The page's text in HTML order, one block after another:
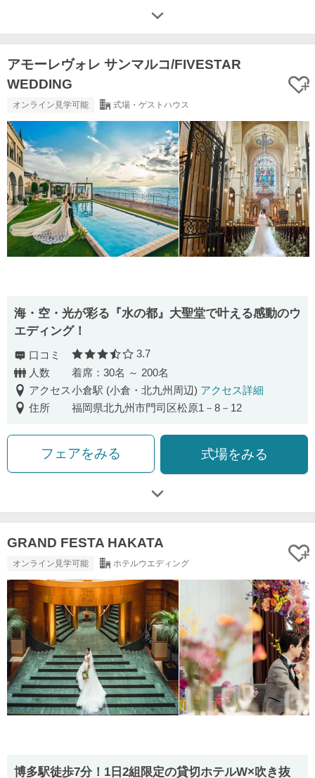
アモーレヴォレ サンマルコ/FIVESTAR
WEDDING
オンライン見学可能 式場・ゲストハウス
海・空・光が彩る『水の都』大聖堂で叶える感動のウ
エディング！
口コミ 口コミ評価
3.7
人数
着席：30名 ～ 200名
アクセス小倉駅 (小倉・北九州周辺) アクセス詳細
住所
福岡県北九州市門司区松原1－8－12
フェアをみる 式場をみる
GRAND FESTA HAKATA
オンライン見学可能 ホテルウエディング
博多駅徒歩7分！1日2組限定の貸切ホテルW×吹き抜